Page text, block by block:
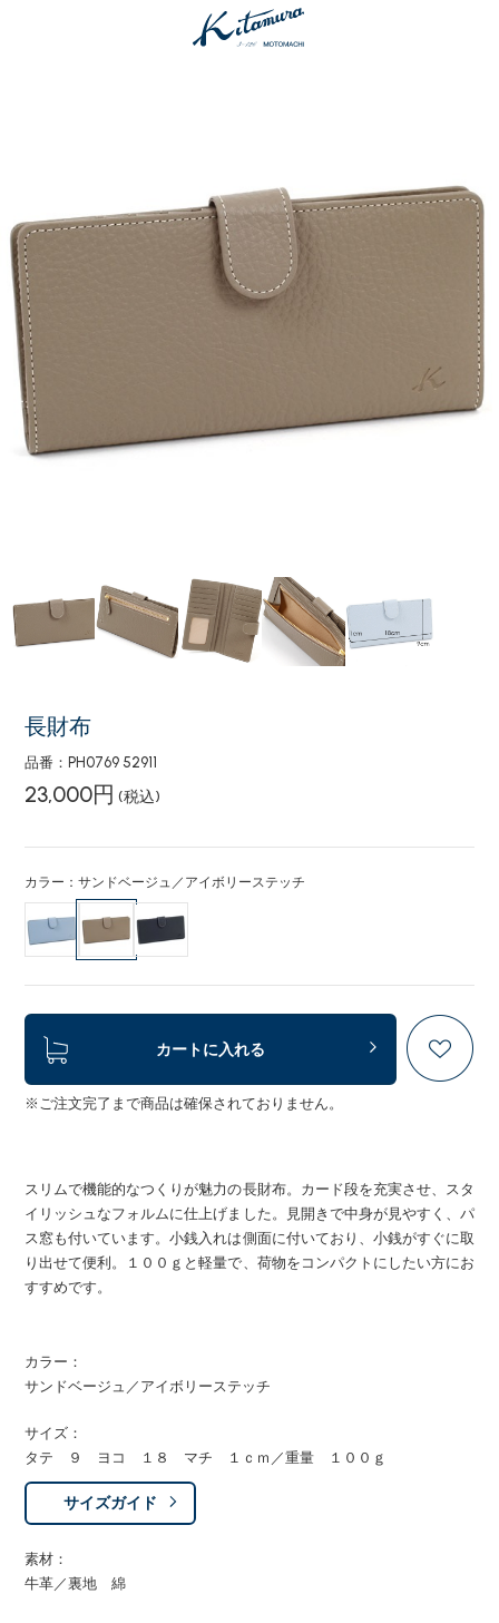
長財布
品番：PH0769 52911
23,000円 (税込)
カラー：サンドベージュ／アイボリーステッチ
カートに入れる
※ご注文完了まで商品は確保されておりません。
スリムで機能的なつくりが魅力の長財布。カード段を充実させ、スタ
イリッシュなフォルムに仕上げました。見開きで中身が見やすく、パ
ス窓も付いています。小銭入れは側面に付いており、小銭がすぐに取
り出せて便利。１００ｇと軽量で、荷物をコンパクトにしたい方にお
すすめです。
カラー：
サンドベージュ／アイボリーステッチ
サイズ：
タテ ９ ヨコ １８ マチ １ｃｍ／重量 １００ｇ
サイズガイド
素材：
牛革／裏地 綿